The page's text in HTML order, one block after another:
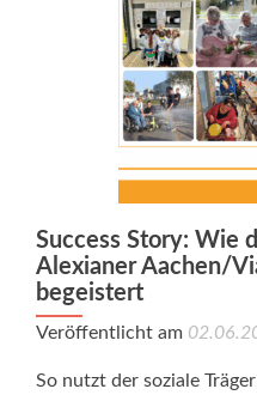
Success Story: Wie
Alexianer Aachen/
begeistert
Veröffentlicht am
So nutzt der soziale